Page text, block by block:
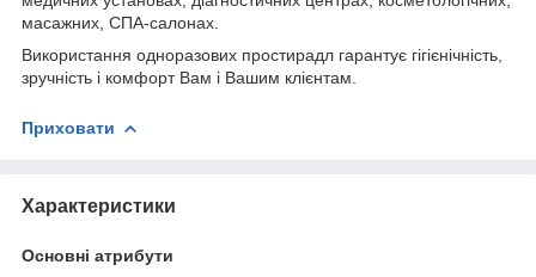
масажних, СПА-салонах.
Використання одноразових простирадл гарантує гігієнічність,
зручність і комфорт Вам і Вашим клієнтам.
Приховати
Характеристики
Основні атрибути